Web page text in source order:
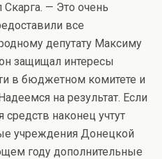
— Это очень
все
депутату Максиму
защищал интересы
в бюджетном комитете и
на результат. Если
наконец учтут
учреждения Донецкой
году дополнительные